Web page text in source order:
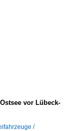
vor Lübeck-
/